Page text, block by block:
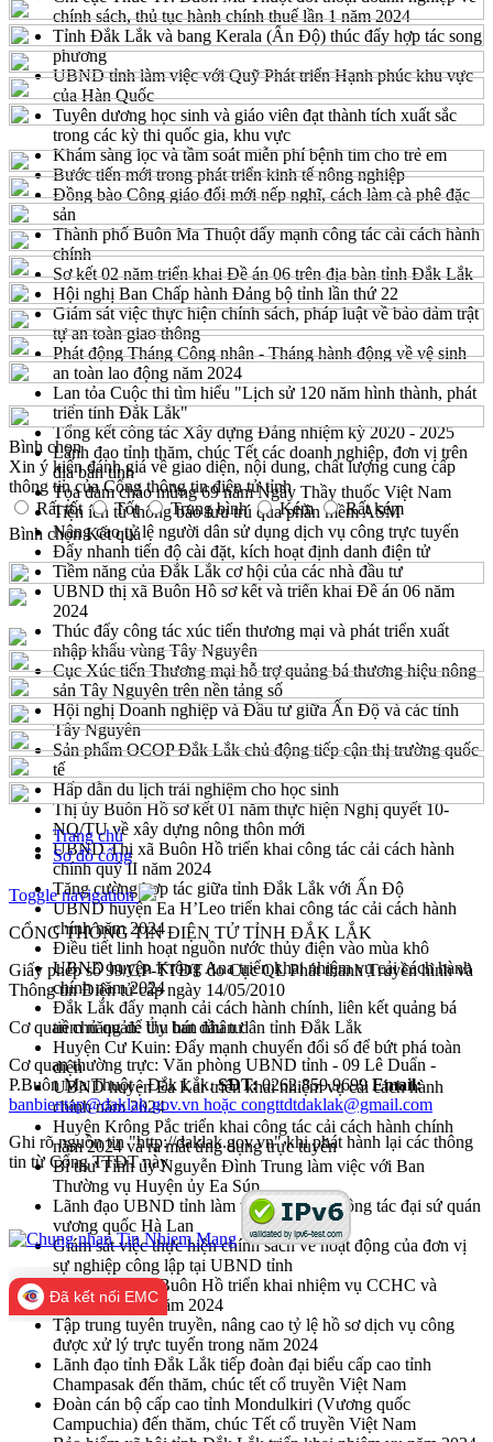
chính sách, thủ tục hành chính thuế lần 1 năm 2024
Tỉnh Đắk Lắk và bang Kerala (Ấn Độ) thúc đẩy hợp tác song
phương
UBND tỉnh làm việc với Quỹ Phát triển Hạnh phúc khu vực
của Hàn Quốc
Tuyên dương học sinh và giáo viên đạt thành tích xuất sắc
trong các kỳ thi quốc gia, khu vực
Khám sàng lọc và tầm soát miễn phí bệnh tim cho trẻ em
Bước tiến mới trong phát triển kinh tế nông nghiệp
Đồng bào Công giáo đổi mới nếp nghĩ, cách làm cà phê đặc
sản
Thành phố Buôn Ma Thuột đẩy mạnh công tác cải cách hành
chính
Sơ kết 02 năm triển khai Đề án 06 trên địa bàn tỉnh Đắk Lắk
Hội nghị Ban Chấp hành Đảng bộ tỉnh lần thứ 22
Giám sát việc thực hiện chính sách, pháp luật về bảo đảm trật
tự an toàn giao thông
Phát động Tháng Công nhân - Tháng hành động về vệ sinh
an toàn lao động năm 2024
Lan tỏa Cuộc thi tìm hiểu "Lịch sử 120 năm hình thành, phát
triển tỉnh Đắk Lắk"
Tổng kết công tác Xây dựng Đảng nhiệm kỳ 2020 - 2025
Lãnh đạo tỉnh thăm, chúc Tết các doanh nghiệp, đơn vị trên
địa bàn tỉnh
Tọa đàm chào mừng 69 năm Ngày Thầy thuốc Việt Nam
Tiện ích từ thông báo lưu trú qua phần mềm ASM
Nâng cao tỷ lệ người dân sử dụng dịch vụ công trực tuyến
Đẩy nhanh tiến độ cài đặt, kích hoạt định danh điện tử
Tiềm năng của Đắk Lắk cơ hội của các nhà đầu tư
UBND thị xã Buôn Hồ sơ kết và triển khai Đề án 06 năm
2024
Thúc đẩy công tác xúc tiến thương mại và phát triển xuất
nhập khẩu vùng Tây Nguyên
Cục Xúc tiến Thương mại hỗ trợ quảng bá thương hiệu nông
sản Tây Nguyên trên nền tảng số
Hội nghị Doanh nghiệp và Đầu tư giữa Ấn Độ và các tỉnh
Tây Nguyên
Sản phẩm OCOP Đắk Lắk chủ động tiếp cận thị trường quốc
tế
Hấp dẫn du lịch trải nghiệm cho học sinh
Thị ủy Buôn Hồ sơ kết 01 năm thực hiện Nghị quyết 10-
NQ/TU về xây dựng nông thôn mới
UBND Thị xã Buôn Hồ triển khai công tác cải cách hành
chính quý II năm 2024
Tăng cường hợp tác giữa tỉnh Đắk Lắk với Ấn Độ
UBND huyện Ea H’Leo triển khai công tác cải cách hành
chính năm 2024
Điều tiết linh hoạt nguồn nước thủy điện vào mùa khô
UBND huyện Krông Ana triển khai nhiệm vụ cải cách hành
chính năm 2024
Đắk Lắk đẩy mạnh cải cách hành chính, liên kết quảng bá
tiềm năng để thu hút đầu tư
Huyện Cư Kuin: Đẩy mạnh chuyển đổi số để bứt phá toàn
diện
UBND huyện Ea Kar triển khai nhiệm vụ cải cách hành
chính năm 2024
Huyện Krông Pắc triển khai công tác cải cách hành chính
năm 2024 và ra mắt ứng dụng trực tuyến
Bí thư Tỉnh ủy Nguyễn Đình Trung làm việc với Ban
Thường vụ Huyện ủy Ea Súp
Lãnh đạo UBND tỉnh làm việc với đoàn công tác đại sứ quán
vương quốc Hà Lan
Giám sát việc thực hiện chính sách về hoạt động của đơn vị
sự nghiệp công lập tại UBND tỉnh
UBND Thị xã Buôn Hồ triển khai nhiệm vụ CCHC và
chuyển đổi số năm 2024
Tập trung tuyên truyền, nâng cao tỷ lệ hồ sơ dịch vụ công
được xử lý trực tuyến trong năm 2024
Lãnh đạo tỉnh Đắk Lắk tiếp đoàn đại biểu cấp cao tỉnh
Champasak đến thăm, chúc tết cổ truyền Việt Nam
Đoàn cán bộ cấp cao tỉnh Mondulkiri (Vương quốc
Campuchia) đến thăm, chúc Tết cổ truyền Việt Nam
Bình chọn
Xin ý kiến đánh giá về giao diện, nội dung, chất lượng cung cấp
thông tin của Cổng thông tin điện tử tỉnh
Rất tốt
Tốt Trung bình Kém
Rất kém
Bình chọnKết quả
Trang chủ
Sơ đồ cổng
Toggle navigation
CỔNG THÔNG TIN ĐIỆN TỬ TỈNH ĐẮK LẮK
Giấy phép số 99/GP-TTĐT do Cục QL Phát thanh Truyền hình và
Thông tin Điện tử cấp ngày 14/05/2010
Cơ quan chủ quản: Ủy ban nhân dân tỉnh Đắk Lắk
Cơ quan thường trực: Văn phòng UBND tỉnh - 09 Lê Duẩn -
P.Buôn Ma Thuột - Đắk Lắk.SĐT:0262.859.9699 Email:
banbientap@daklak.gov.vn hoặc congttdtdaklak@gmail.com
Ghi rõ nguồn tin "http://daklak.gov.vn" khi phát hành lại các thông
tin từ Cổng TTĐT này
Đã kết nối EMC